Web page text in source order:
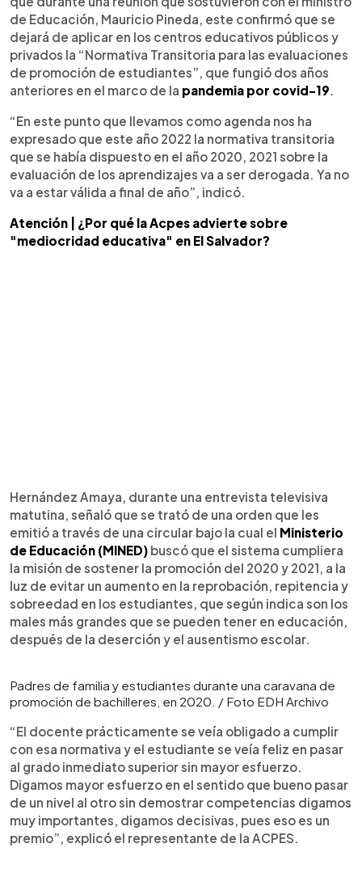
de Educación, Mauricio Pineda, este confirmó que se
dejará de aplicar en los centros educativos públicos y
privados la “Normativa Transitoria para las evaluaciones
de promoción de estudiantes”, que fungió dos años
anteriores en el marco de la pandemia por covid-19.
“En este punto que llevamos como agenda nos ha
expresado que este año 2022 la normativa transitoria
que se había dispuesto en el año 2020, 2021 sobre la
evaluación de los aprendizajes va a ser derogada. Ya no
va a estar válida a final de año”, indicó.
Atención | ¿Por qué la Acpes advierte sobre
"mediocridad educativa" en El Salvador?
Hernández Amaya, durante una entrevista televisiva
matutina, señaló que se trató de una orden que les
emitió a través de una circular bajo la cual el Ministerio
de Educación (MINED) buscó que el sistema cumpliera
la misión de sostener la promoción del 2020 y 2021, a la
luz de evitar un aumento en la reprobación, repitencia y
sobreedad en los estudiantes, que según indica son los
males más grandes que se pueden tener en educación,
después de la deserción y el ausentismo escolar.
Padres de familia y estudiantes durante una caravana de
promoción de bachilleres, en 2020. / Foto EDH Archivo
“El docente prácticamente se veía obligado a cumplir
con esa normativa y el estudiante se veía feliz en pasar
al grado inmediato superior sin mayor esfuerzo.
Digamos mayor esfuerzo en el sentido que bueno pasar
de un nivel al otro sin demostrar competencias digamos
muy importantes, digamos decisivas, pues eso es un
premio”, explicó el representante de la ACPES.